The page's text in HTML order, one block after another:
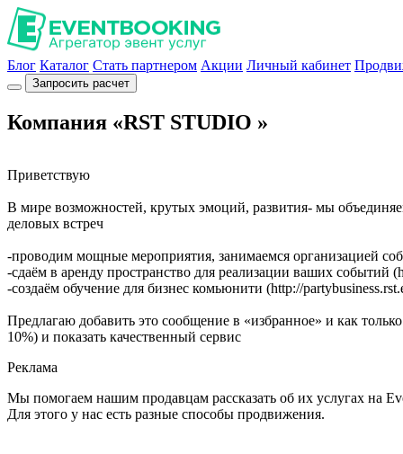
Блог Каталог Стать партнером Акции Личный кабинет
Запросить расчет
Компания «RST STUDIO »
Приветствую
В мире возможностей, крутых эмоций, развития- мы
деловых встреч
-проводим мощные мероприятия, занимаемся организацией
-сдаём в аренду пространство для реализации ваших событий
-создаём обучение для бизнес комьюнити (http://
Предлагаю добавить это сообщение в «избранное» и как
10%) и показать качественный сервис
Реклама
Мы помогаем нашим продавцам рассказать об их услугах на
Для этого у нас есть разные способы продвижения.